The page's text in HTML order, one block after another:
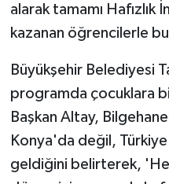
alarak tamamı Hafızlık
kazanan öğrencilerle
Büyükşehir Belediyesi
programda çocuklara
Başkan Altay,
Konya'da değil,
geldiğini belirterek,
HABERDE İNSAN
İNSAN
İş Dünyası
Jandarma